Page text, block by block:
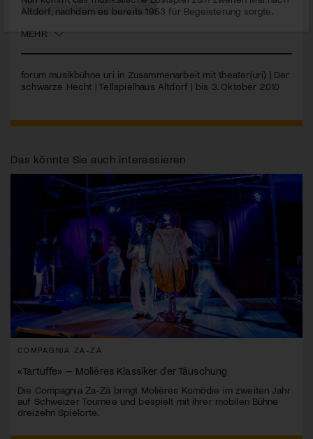
Altdorf, nachdem es bereits 1953 für Begeisterung sorgte.
MEHR
forum musikbühne uri in Zusammenarbeit mit theater(uri) | Der
schwarze Hecht | Tellspielhaus Altdorf | bis 3. Oktober 2010
Das könnte Sie auch interessieren
COMPAGNIA ZA-ZÀ
«Tartuffe» – Molières Klassiker der Täuschung
Die Compagnia Za-Zà bringt Molières Komödie im zweiten Jahr
auf Schweizer Tournee und bespielt mit ihrer mobilen Bühne
dreizehn Spielorte.
Jetzt Mitglied werden